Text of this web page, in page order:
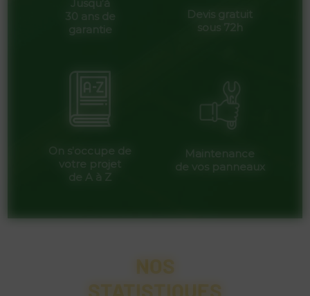
Devis gratuit
On s’occupe de
NOS
STATISTIQUES